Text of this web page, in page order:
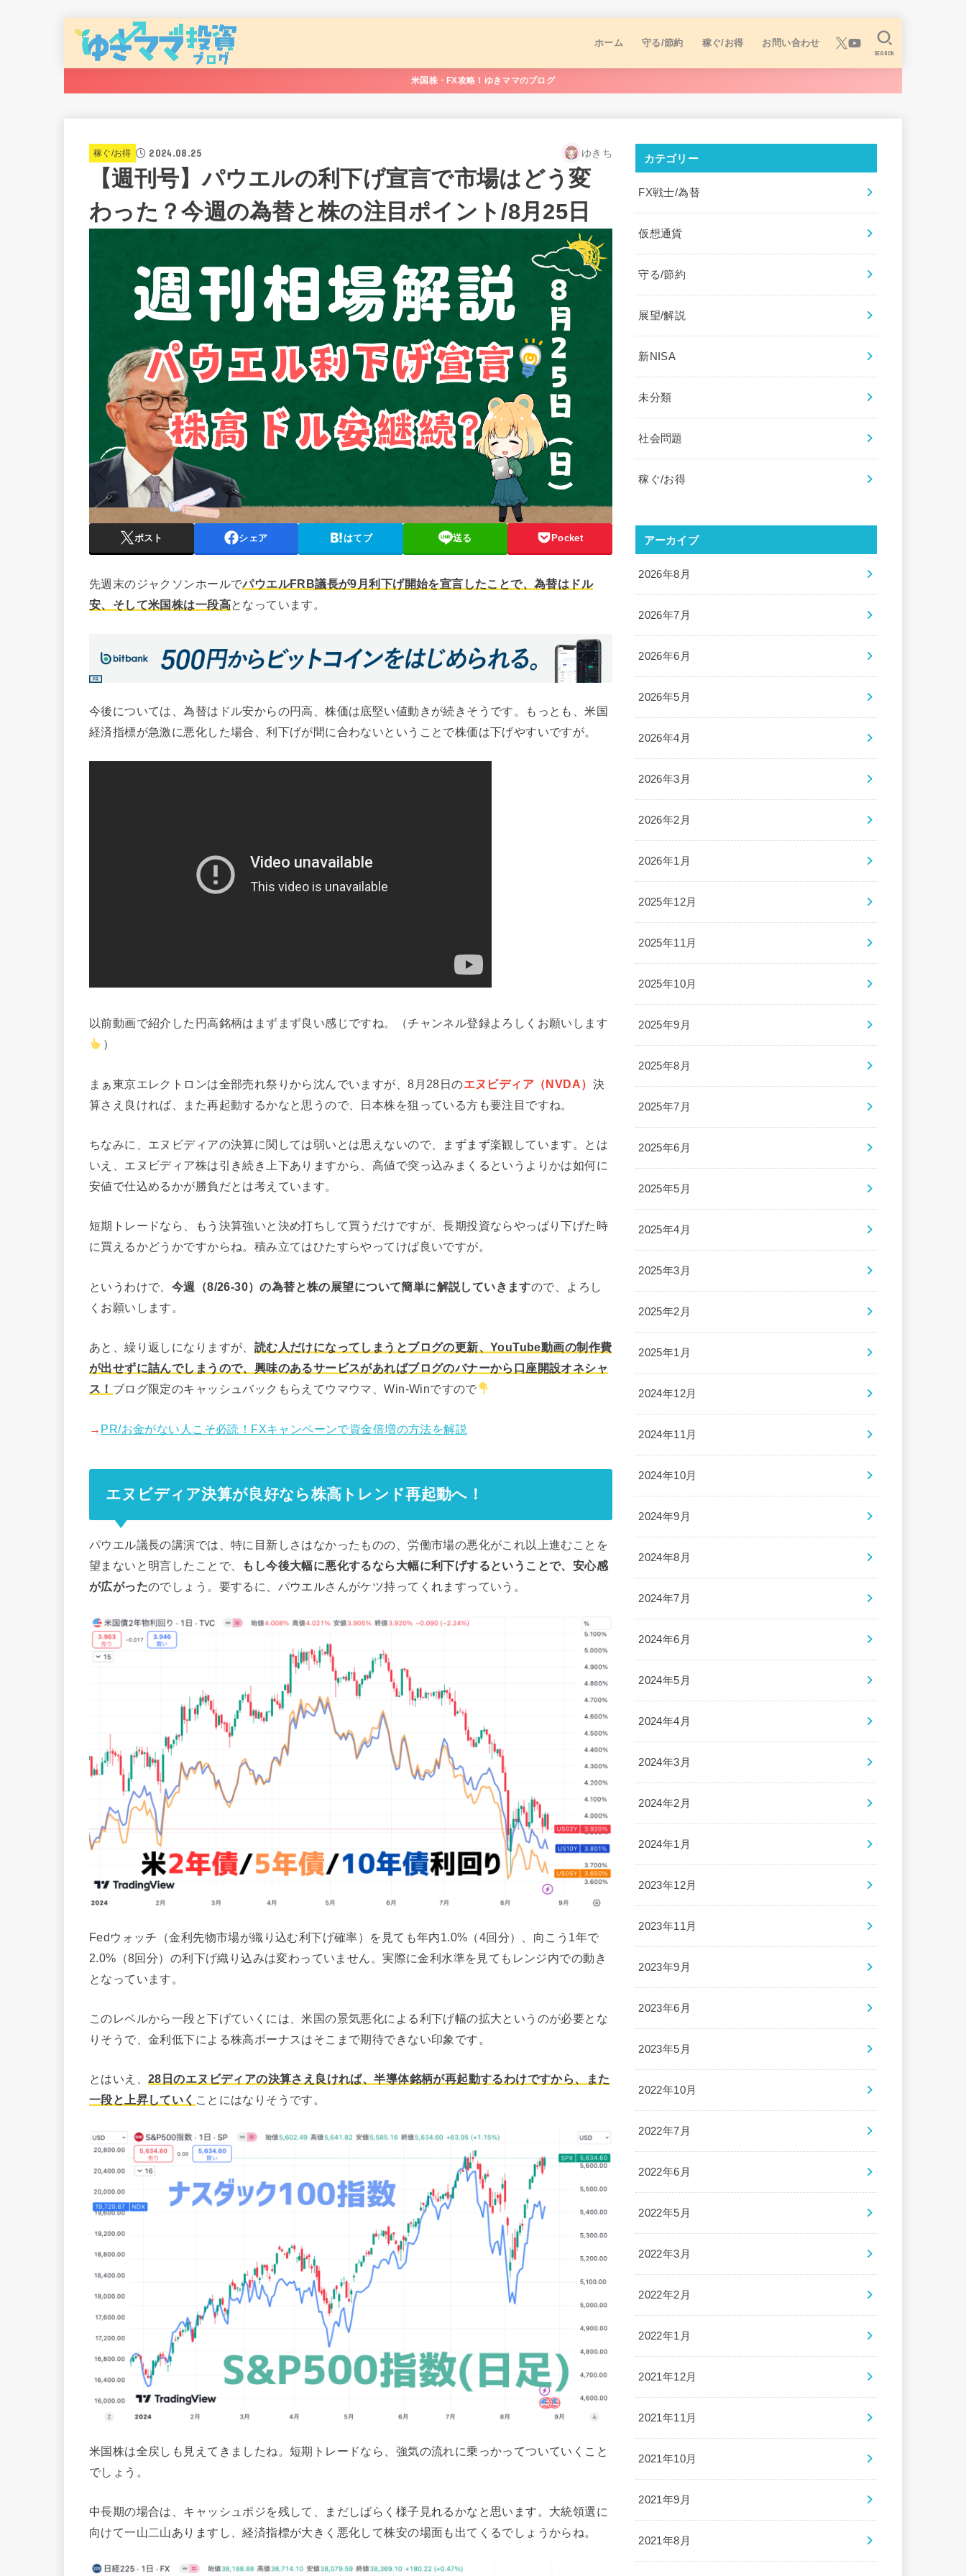
ホーム 守る/節約 稼ぐ/お得 お問い合わせ
SEARCH
米国株・FX攻略！ゆきママのブログ
稼ぐ/お得 2024.08.25 ゆきち
【週刊号】パウエルの利下げ宣言で市場はどう変
わった？今週の為替と株の注目ポイント/8月25日
ポスト シェア はてブ 送る Pocket
先週末のジャクソンホールでパウエルFRB議長が9月利下げ開始を宣言したことで、為替はドル
安、そして米国株は一段高となっています。
今後については、為替はドル安からの円高、株価は底堅い値動きが続きそうです。もっとも、米国
経済指標が急激に悪化した場合、利下げが間に合わないということで株価は下げやすいですが。
以前動画で紹介した円高銘柄はまずまず良い感じですね。（チャンネル登録よろしくお願いします
）
まぁ東京エレクトロンは全部売れ祭りから沈んでいますが、8月28日のエヌビディア（NVDA） 決
算さえ良ければ、また再起動するかなと思うので、日本株を狙っている方も要注目ですね。
ちなみに、エヌビディアの決算に関しては弱いとは思えないので、まずまず楽観しています。とは
いえ、エヌビディア株は引き続き上下ありますから、高値で突っ込みまくるというよりかは如何に
安値で仕込めるかが勝負だとは考えています。
短期トレードなら、もう決算強いと決め打ちして買うだけですが、長期投資ならやっぱり下げた時
に買えるかどうかですからね。積み立てはひたすらやってけば良いですが。
というわけで、 今週（8/26-30）の為替と株の展望について簡単に解説していきますので、よろし
くお願いします。
あと、繰り返しになりますが、 読む人だけになってしまうとブログの更新、YouTube動画の制作費
が出せずに詰んでしまうので、興味のあるサービスがあればブログのバナーから口座開設オネシャ
ス！ ブログ限定のキャッシュバックもらえてウマウマ、Win-Winですので
→ PR/お金がない人こそ必読！FXキャンペーンで資金倍増の方法を解説
エヌビディア決算が良好なら株高トレンド再起動へ！
パウエル議長の講演では、特に目新しさはなかったものの、労働市場の悪化がこれ以上進むことを
望まないと明言したことで、
もし今後大幅に悪化するなら大幅に利下げするということで、安心感
が広がったのでしょう。要するに、パウエルさんがケツ持ってくれますっていう。
Fedウォッチ（金利先物市場が織り込む利下げ確率）を見ても年内1.0%（4回分）、向こう1年で
2.0%（8回分）の利下げ織り込みは変わっていません。実際に金利水準を見てもレンジ内での動き
となっています。
このレベルから一段と下げていくには、米国の景気悪化による利下げ幅の拡大というのが必要とな
りそうで、金利低下による株高ボーナスはそこまで期待できない印象です。
とはいえ、28日のエヌビディアの決算さえ良ければ、半導体銘柄が再起動するわけですから、また
一段と上昇していく ことにはなりそうです。
米国株は全戻しも見えてきましたね。短期トレードなら、強気の流れに乗っかってついていくこと
でしょう。
中長期の場合は、キャッシュポジを残して、まだしばらく様子見れるかなと思います。大統領選に
向けて一山二山ありますし、経済指標が大きく悪化して株安の場面も出てくるでしょうからね。
カテゴリー
FX戦士/為替
仮想通貨
守る/節約
展望/解説
新NISA
未分類
社会問題
稼ぐ/お得
アーカイブ
2026年8月
2026年7月
2026年6月
2026年5月
2026年4月
2026年3月
2026年2月
2026年1月
2025年12月
2025年11月
2025年10月
2025年9月
2025年8月
2025年7月
2025年6月
2025年5月
2025年4月
2025年3月
2025年2月
2025年1月
2024年12月
2024年11月
2024年10月
2024年9月
2024年8月
2024年7月
2024年6月
2024年5月
2024年4月
2024年3月
2024年2月
2024年1月
2023年12月
2023年11月
2023年9月
2023年6月
2023年5月
2022年10月
2022年7月
2022年6月
2022年5月
2022年3月
2022年2月
2022年1月
2021年12月
2021年11月
2021年10月
2021年9月
2021年8月